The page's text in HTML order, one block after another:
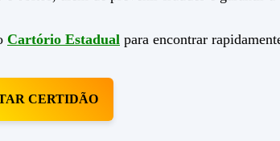
Cartório Estadual para encontrar
CERTIDÃO